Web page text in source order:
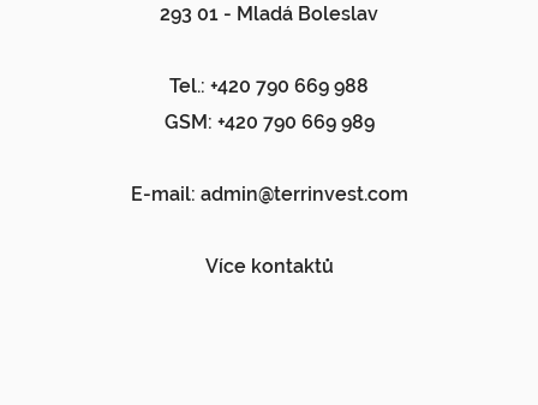
293 01 - Mladá Boleslav
Tel.: +420 790 669 988
GSM: +420 790 669 989
E-mail: admin@terrinvest.com
Více kontaktů